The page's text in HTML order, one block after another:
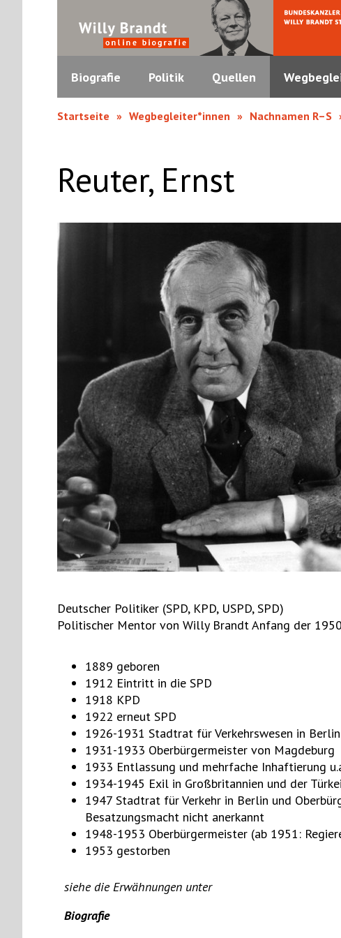
Biografie Politik Quellen
Startseite Wegbegleiter*innen Nachnamen R–S
Reuter, Ernst
Deutscher Politiker (SPD, KPD, USPD, SPD)
Politischer Mentor von Willy Brandt Anfang der
1889 geboren
1912 Eintritt in die SPD
1918 KPD
1922 erneut SPD
1926-1931 Stadtrat für Verkehrswesen in Berlin
1931-1933 Oberbürgermeister von Magdeburg
1933 Entlassung und mehrfache Inhaftierung
1934-1945 Exil in Großbritannien und der Türkei
1947 Stadtrat für Verkehr in Berlin und
Besatzungsmacht nicht anerkannt
1948-1953 Oberbürgermeister (ab 1951:
1953 gestorben
siehe die Erwähnungen unter
Biografie